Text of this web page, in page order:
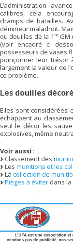
L’administration
calibres, cela
champs de batailles.
démineur maladroit.
ou douilles de la 1 reGM
(voir encadré ci
possesseurs de vases
poinçonner leur trésor
largement la valeur de
ce problème.
Les douilles
Elles sont considérées
échappent au
seul le décor les
explosives, même
Voir aussi :
Classement des
Les munitions et les
La collection de
Pièges à éviter dans